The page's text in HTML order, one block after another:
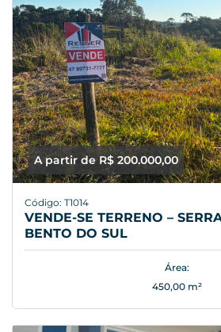
A partir de R$ 200.000,00
Código: T1014
VENDE-SE TERRENO –
BENTO DO SUL
Área:
450,00 m²